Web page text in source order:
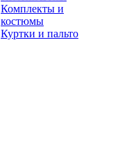
Комплекты и
костюмы
Куртки и пальто